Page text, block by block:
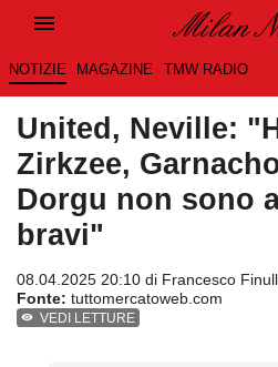
NOTIZIE MAGAZINE TMW RADIO
United, Neville:
Zirkzee,
Dorgu non sono
bravi"
08.04.2025 20:10 di Francesco
Fonte: tuttomercatoweb.com
VEDI LETTURE